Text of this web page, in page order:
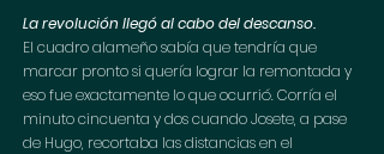
La revolución llegó al cabo del descanso.
El cuadro alameño sabía que tendría que
marcar pronto si quería lograr la remontada y
eso fue exactamente lo que ocurrió. Corría el
minuto cincuenta y dos cuando Josete, a pase
de Hugo, recortaba las distancias en el